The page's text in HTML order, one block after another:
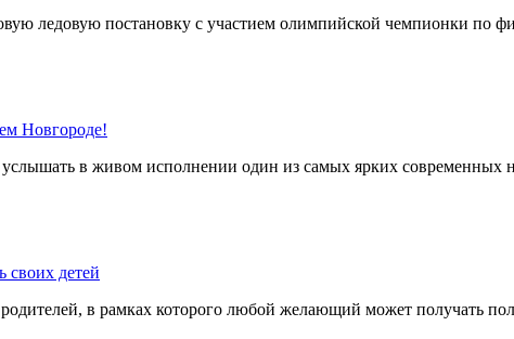
ледовую постановку с участием олимпийской чемпионки по
Новгороде!
в живом исполнении один из самых ярких современных
своих детей
в рамках которого любой желающий может получать